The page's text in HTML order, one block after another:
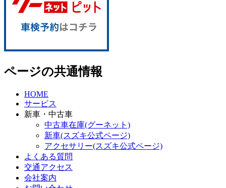
ページの共通情報
HOME
サービス
新車・中古車
中古車在庫(グーネット)
新車(スズキ公式ページ)
アクセサリー(スズキ公式ページ)
よくある質問
交通アクセス
会社案内